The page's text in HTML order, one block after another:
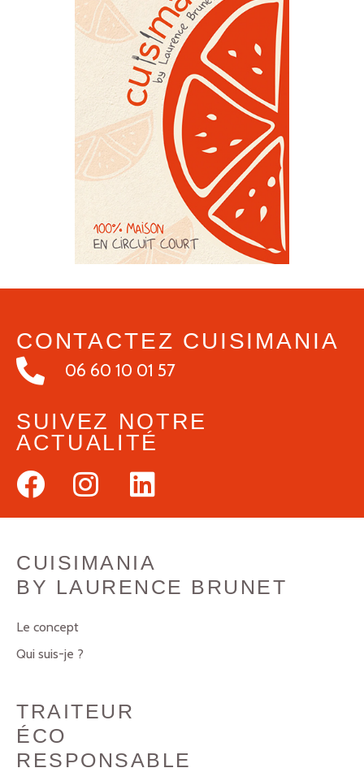
CONTACTEZ CUISIMANIA
06 60 10 01 57
SUIVEZ NOTRE
ACTUALITÉ
CUISIMANIA
BY LAURENCE BRUNET
Le concept
Qui suis-je ?
TRAITEUR
ÉCO
RESPONSABLE